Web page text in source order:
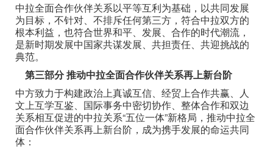
中拉全面合作伙伴关系以平等互利为基础，以共同发展
为目标，不针对、不排斥任何第三方，符合中拉双方的
根本利益，也符合世界和平、发展、合作的时代潮流，
是新时期发展中国家共谋发展、共担责任、共迎挑战的
典范。
第三部分 推动中拉全面合作伙伴关系再上新台阶
中方致力于构建政治上真诚互信、经贸上合作共赢、人
文上互学互鉴、国际事务中密切协作、整体合作和双边
关系相互促进的中拉关系“五位一体”新格局，推动中拉全
面合作伙伴关系再上新台阶，成为携手发展的命运共同
体：